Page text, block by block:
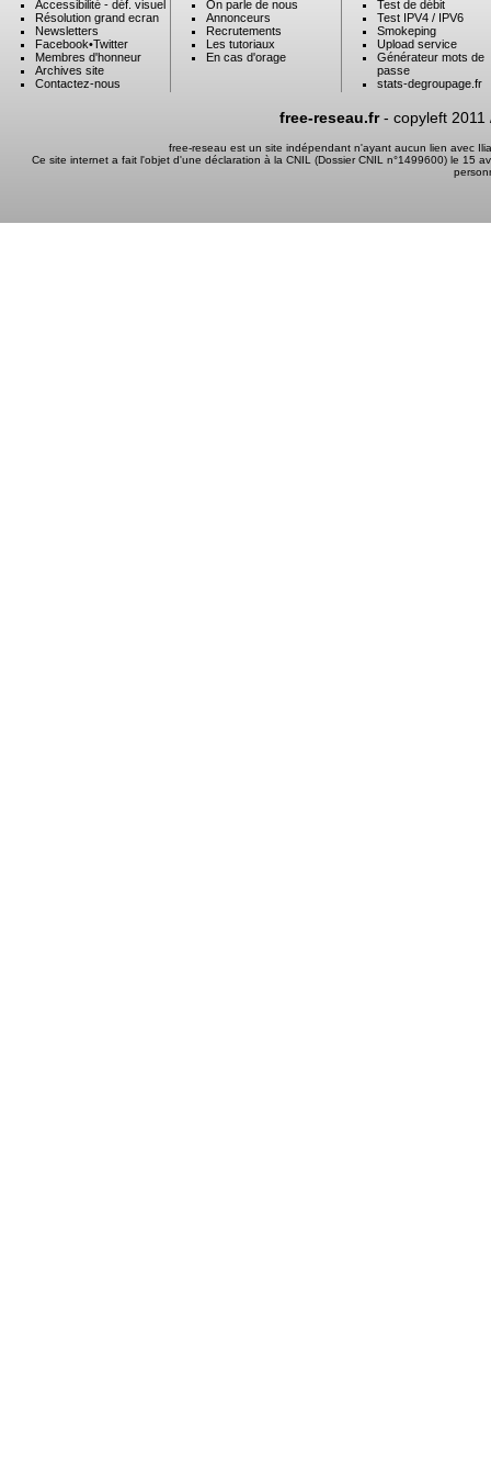
Accessibilité - déf. visuel
Résolution grand ecran
Newsletters
Facebook•Twitter
Membres d'honneur
Archives site
Contactez-nous
On parle de nous
Annonceurs
Recrutements
Les tutoriaux
En cas d'orage
Test de débit
Test IPV4 / IPV6
Smokeping
Upload service
Générateur mots de
passe
stats-degroupage.fr
free-reseau.fr- copyleft 2011
free-reseau est un site indépendant n'ayant aucun lien avec
Ce site internet a fait l'objet d'une déclaration à la CNIL (Dossier CNIL n°1499600) le 15